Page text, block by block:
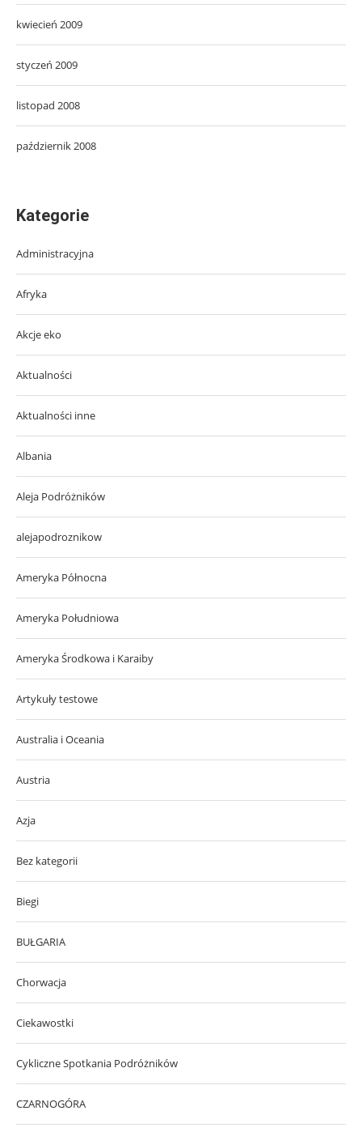
kwiecień 2009
styczeń 2009
listopad 2008
październik 2008
Kategorie
Administracyjna
Afryka
Akcje eko
Aktualności
Aktualności inne
Albania
Aleja Podróżników
alejapodroznikow
Ameryka Północna
Ameryka Południowa
Ameryka Środkowa i Karaiby
Artykuły testowe
Australia i Oceania
Austria
Azja
Bez kategorii
Biegi
BUŁGARIA
Chorwacja
Ciekawostki
Cykliczne Spotkania Podróżników
CZARNOGÓRA